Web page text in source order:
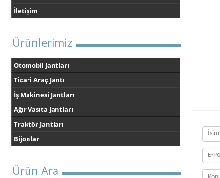
İletişim
Ürünlerimiz
Otomobil Jantları
Ticari Araç Jantı
İş Makinesi Jantları
Ağır Vasıta Jantları
Traktör Jantları
Bijonlar
Ürün Ara